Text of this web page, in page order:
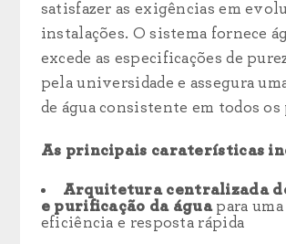
satisfazer as exigências em
instalações. O sistema fornece
excede as especificações de
pela universidade e assegura
de água consistente em todos os
As principais caraterísticas
Arquitetura centralizada
e purificação da água para
eficiência e resposta rápida